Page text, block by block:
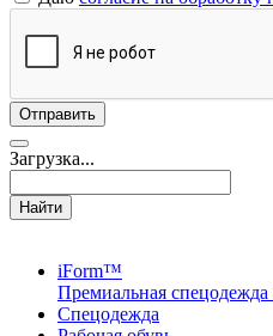
Загрузка...
Найти
iForm™
Премиальная спецодежда
Спецодежда